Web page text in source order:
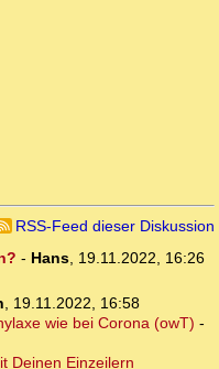
RSS-Feed dieser Diskussion
- Hans, 19.11.2022, 16:26
19.11.2022, 16:58
wie bei Corona (owT) -
Deinen Einzeilern